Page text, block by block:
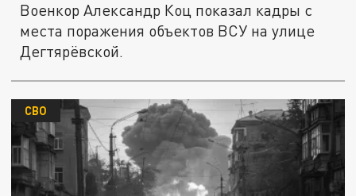
Военкор Александр Коц показал кадры с
места поражения объектов ВСУ на улице
Дегтярёвской.
СВО